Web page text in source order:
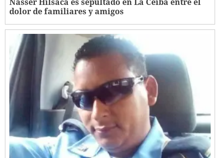
dolor de familiares y amigos